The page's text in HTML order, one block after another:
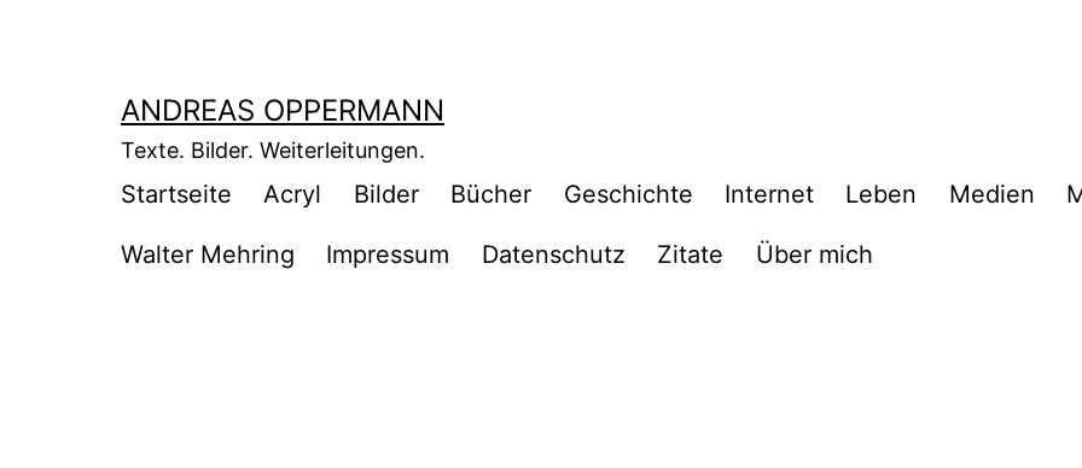
ANDREAS OPPERMANN
Texte. Bilder. Weiterleitungen.
Startseite Acryl Bilder Bücher Geschichte Internet Leben Medien
Walter Mehring Impressum Datenschutz Zitate Über mich